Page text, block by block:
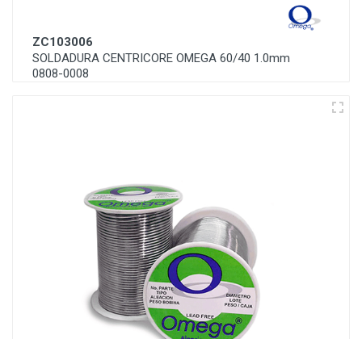
ZC103006
SOLDADURA CENTRICORE OMEGA 60/40 1.0mm
0808-0008